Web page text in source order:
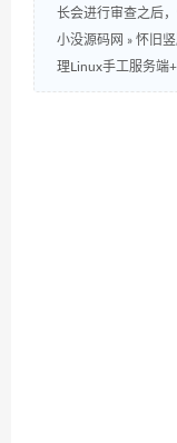
长会进行审查之后
小没源码网 » 怀旧
理Linux手工服务端